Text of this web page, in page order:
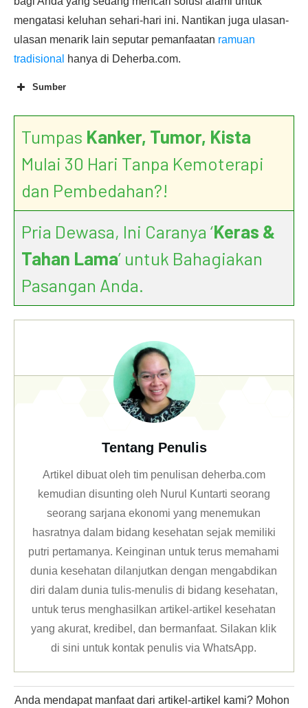
mengatasi keluhan sehari-hari ini. Nantikan juga ulasan-
ulasan menarik lain seputar pemanfaatan ramuan
tradisional
hanya di Deherba.com.
Sumber
Tumpas Kanker, Tumor, Kista
Mulai 30 Hari Tanpa Kemoterapi
dan Pembedahan?!
Pria Dewasa, Ini Caranya ‘Keras &
Tahan Lama’ untuk Bahagiakan
Pasangan Anda.
Tentang Penulis
Artikel dibuat oleh tim penulisan deherba.com
kemudian disunting oleh Nurul Kuntarti seorang
seorang sarjana ekonomi yang menemukan
hasratnya dalam bidang kesehatan sejak memiliki
putri pertamanya. Keinginan untuk terus memahami
dunia kesehatan dilanjutkan dengan mengabdikan
diri dalam dunia tulis-menulis di bidang kesehatan,
untuk terus menghasilkan artikel-artikel kesehatan
yang akurat, kredibel, dan bermanfaat. Silakan klik
di sini untuk kontak penulis via WhatsApp.
Anda mendapat manfaat dari artikel-artikel kami? Mohon